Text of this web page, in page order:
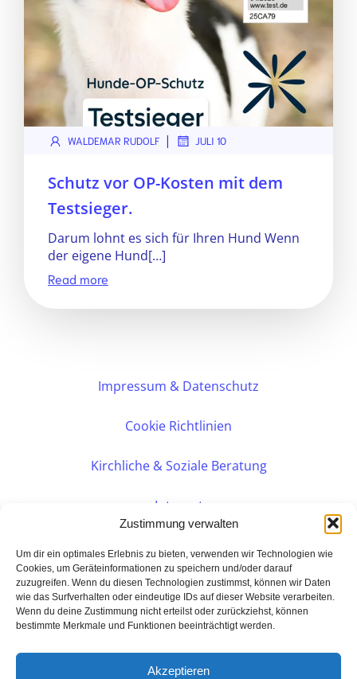
Zustimmung verwalten
Um dir ein optimales Erlebnis zu bieten, verwenden wir Technologien wie
Cookies, um Geräteinformationen zu speichern und/oder darauf
zuzugreifen. Wenn du diesen Technologien zustimmst, können wir Daten
wie das Surfverhalten oder eindeutige IDs auf dieser Website verarbeiten.
Wenn du deine Zustimmung nicht erteilst oder zurückziehst, können
bestimmte Merkmale und Funktionen beeinträchtigt werden.
Akzeptieren
WALDEMAR RUDOLF | JULI 10
Schutz vor OP-Kosten mit dem
Testsieger.
Darum lohnt es sich für Ihren Hund Wenn
der eigene Hund[…]
Read more
Impressum & Datenschutz
Cookie Richtlinien
Kirchliche & Soziale Beratung
Intranet
PERSÖNLICHE BERATUNG
BarmeniaGothaer Agentur Rudolf